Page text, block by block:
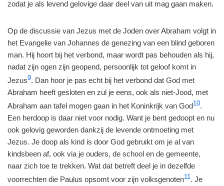
zodat je als levend gelovige daar deel van uit mag gaan maken.
Op de discussie van Jezus met de Joden over Abraham volgt in
het Evangelie van Johannes de genezing van een blind geboren
man. Hij hoort bij het verbond, maar wordt pas behouden als hij,
nadat zijn ogen zijn geopend, persoonlijk tot geloof komt in
Jezus9. Dan hoor je pas echt bij het verbond dat God met
Abraham heeft gesloten en zul je eens, ook als niet-Jood, met
Abraham aan tafel mogen gaan in het Koninkrijk van God10.
Een herdoop is daar niet voor nodig. Want je bent gedoopt en nu
ook gelovig geworden dankzij de levende ontmoeting met
Jezus. Je doop als kind is door God gebruikt om je al van
kindsbeen af, ook via je ouders, de school en de gemeente,
naar zich toe te trekken. Wat dat betreft deel je in dezelfde
voorrechten die Paulus opsomt voor zijn volksgenoten11. Je